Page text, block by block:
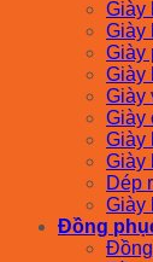
Giày
Giày
Giày
Giày
Giày
Giày
Giày
Giày
Dép
Giày
Đồng